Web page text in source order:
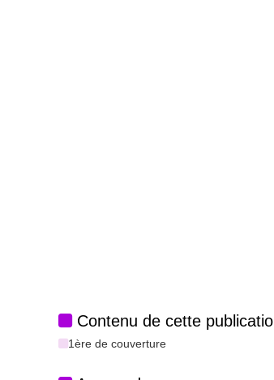
Contenu de cette
1ère de couverture